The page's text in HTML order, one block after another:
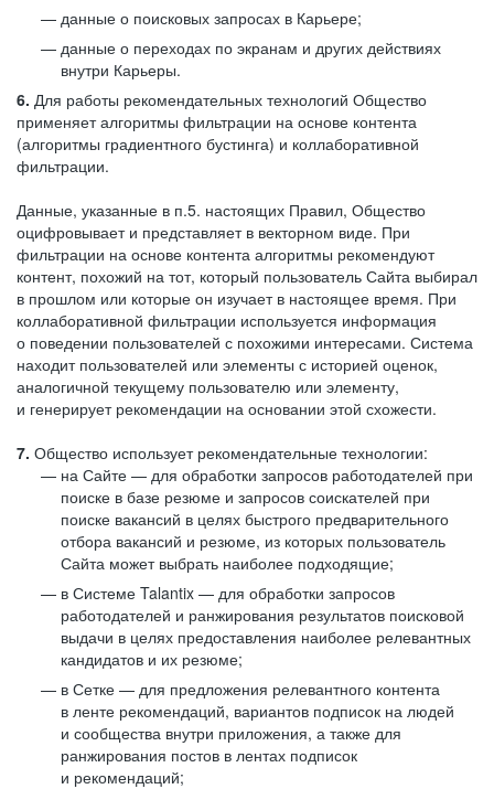
данные о поисковых запросах в Карьере;
данные о переходах по экранам и других действиях
внутри Карьеры.
6. Для работы рекомендательных технологий Общество
применяет алгоритмы фильтрации на основе контента
(алгоритмы градиентного бустинга) и коллаборативной
фильтрации.
Данные, указанные в п.5. настоящих Правил, Общество
оцифровывает и представляет в векторном виде. При
фильтрации на основе контента алгоритмы рекомендуют
контент, похожий на тот, который пользователь Сайта выбирал
в прошлом или которые он изучает в настоящее время. При
коллаборативной фильтрации используется информация
о поведении пользователей с похожими интересами. Система
находит пользователей или элементы с историей оценок,
аналогичной текущему пользователю или элементу,
и генерирует рекомендации на основании этой схожести.
7. Общество использует рекомендательные технологии:
на Сайте — для обработки запросов работодателей при
поиске в базе резюме и запросов соискателей при
поиске вакансий в целях быстрого предварительного
отбора вакансий и резюме, из которых пользователь
Сайта может выбрать наиболее подходящие;
в Системе Talantix — для обработки запросов
работодателей и ранжирования результатов поисковой
выдачи в целях предоставления наиболее релевантных
кандидатов и их резюме;
в Сетке — для предложения релевантного контента
в ленте рекомендаций, вариантов подписок на людей
и сообщества внутри приложения, а также для
ранжирования постов в лентах подписок
и рекомендаций;